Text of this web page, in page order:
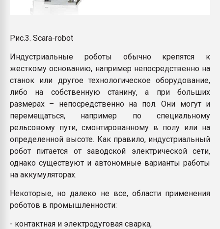
Рис.3. Scara-robot
Индустриальные роботы обычно крепятся к
жесткому основанию, например непосредственно на
станок или другое технологическое оборудование,
либо на собственную станину, а при больших
размерах – непосредственно на пол. Они могут и
перемещаться, например по специальному
рельсовому пути, смонтированному в полу или на
определенной высоте. Как правило, индустриальный
робот питается от заводской электрической сети,
однако существуют и автономные варианты работы
на аккумуляторах.
Некоторые, но далеко не все, области применения
роботов в промышленности:
- контактная и электродуговая сварка,